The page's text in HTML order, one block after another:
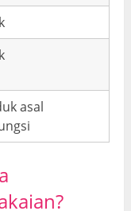
asal
?